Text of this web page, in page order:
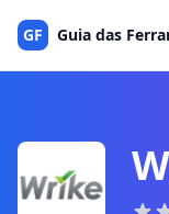
GF Guia das